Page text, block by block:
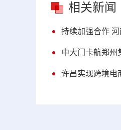
相关新闻
持续加强合作
中大门卡航郑州
许昌实现跨境电